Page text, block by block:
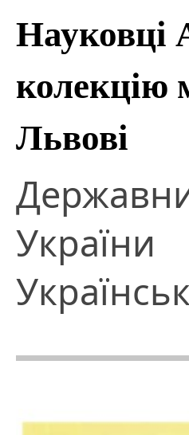
Науковці
колекцію
Львові